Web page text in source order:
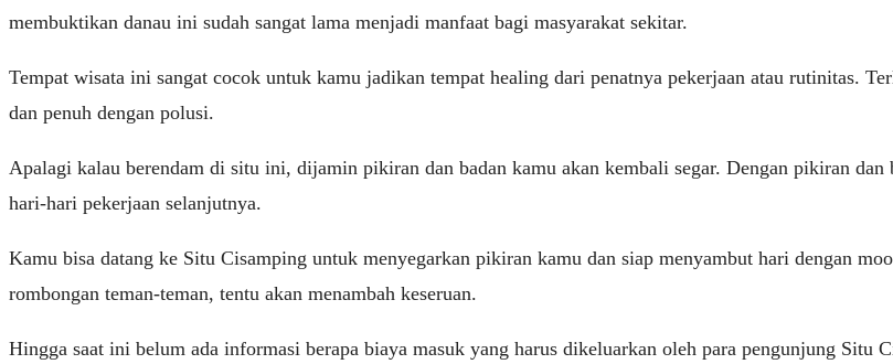
membuktikan danau ini sudah sangat lama menjadi manfaat bagi masyarakat sekitar.
Tempat wisata ini sangat cocok untuk kamu jadikan tempat healing dari penatnya pekerjaan atau rutinitas.
dan penuh dengan polusi.
Apalagi kalau berendam di situ ini, dijamin pikiran dan badan kamu akan kembali segar. Dengan pikiran dan
hari-hari pekerjaan selanjutnya.
Kamu bisa datang ke Situ Cisamping untuk menyegarkan pikiran kamu dan siap menyambut hari dengan
rombongan teman-teman, tentu akan menambah keseruan.
Hingga saat ini belum ada informasi berapa biaya masuk yang harus dikeluarkan oleh para pengunjung Situ